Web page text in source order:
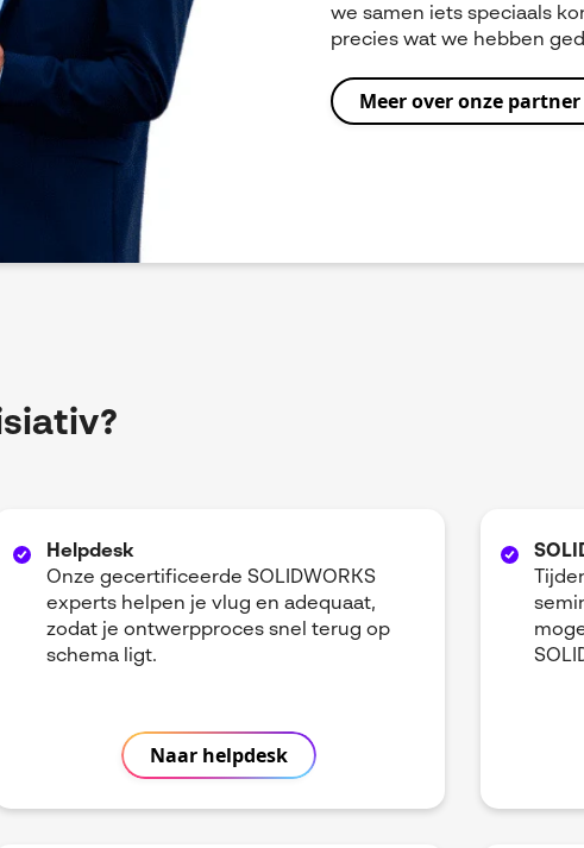
we samen iets speciaals
precies wat we hebben
Meer over onze partner
Helpdesk
Onze gecertificeerde SOLIDWORKS
experts helpen je vlug en adequaat,
zodat je ontwerpproces snel terug op
schema ligt.
Naar helpdesk